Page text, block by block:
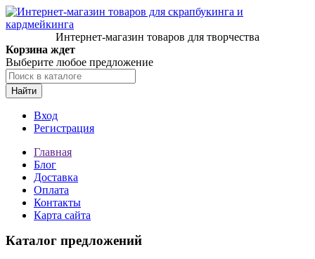
Интернет-магазин товаров для творчества
Корзина ждет
Выберите любое предложение
Найти
Вход
Регистрация
Главная
Блог
Доставка
Оплата
Контакты
Карта сайта
Каталог предложений